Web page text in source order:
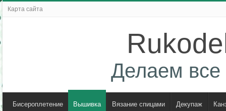
Карта сайта
Делаем все
Бисероплетение Вышивка Вязание спицами Декупаж